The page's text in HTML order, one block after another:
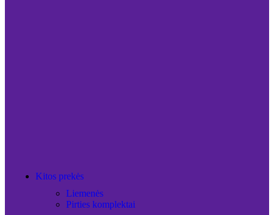
Kitos prekės
Liemenės
Pirties komplektai